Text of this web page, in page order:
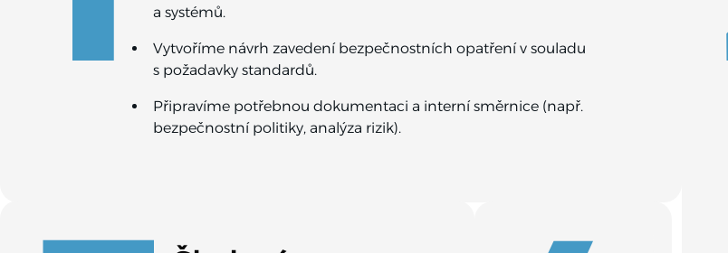
a systémů.
Vytvoříme návrh zavedení bezpečnostních opatření v souladu
s požadavky standardů.
Připravíme potřebnou dokumentaci a interní směrnice (např.
bezpečnostní politiky, analýza rizik).